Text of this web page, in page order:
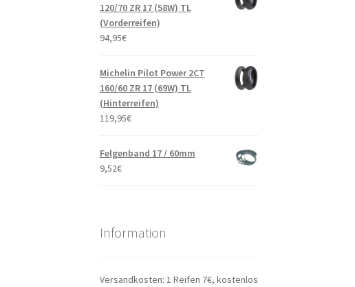
120/70 ZR 17 (58W) TL
(Vorderreifen)
94,95€
Michelin Pilot Power 2CT
160/60 ZR 17 (69W) TL
(Hinterreifen)
119,95€
Felgenband 17 / 60mm
9,52€
Information
Versandkosten: 1 Reifen 7€, kostenlos